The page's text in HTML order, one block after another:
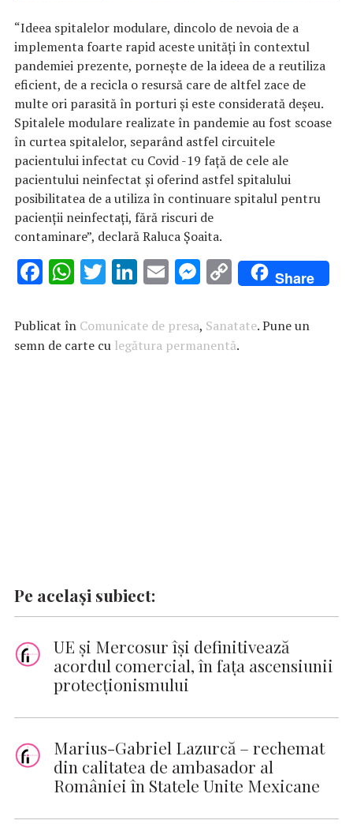
“Ideea spitalelor modulare, dincolo de nevoia de a
implementa foarte rapid aceste unități în contextul
pandemiei prezente, pornește de la ideea de a reutiliza
eficient, de a recicla o resursă care de altfel zace de
multe ori parasită în porturi și este considerată deșeu.
Spitalele modulare realizate în pandemie au fost scoase
în curtea spitalelor, separând astfel circuitele
pacientului infectat cu Covid -19 față de cele ale
pacientului neinfectat și oferind astfel spitalului
posibilitatea de a utiliza în continuare spitalul pentru
pacienții neinfectați, fără riscuri de
contaminare”, declară Raluca Șoaita.
F
e
b
W
at
s
T
it
te
Li
k
e
E
ai
l
M
se
n
C
o
p
y
Share
Publicat în Comunicate de presa, Sanatate. Pune un
semn de carte cu legătura permanentă.
Pe același subiect:
UE și Mercosur își definitivează
acordul comercial, în fața ascensiunii
protecționismului
Marius-Gabriel Lazurcă – rechemat
din calitatea de ambasador al
României în Statele Unite Mexicane